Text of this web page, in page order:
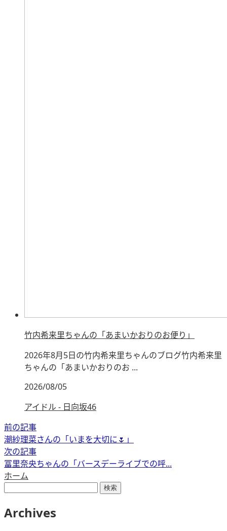
竹内希来里ちゃんの「あまいかおりのお便り」
2026年8月5日の竹内希来里ちゃんのブログ竹内希来里
ちゃんの「あまいかおりのお ...
2026/08/05
アイドル - 日向坂46
前の記事
潮紗理菜さんの「いまを大切に🌷」
次の記事
冨里奈央ちゃんの「バースデーライブでの呼...
ホーム
Archives